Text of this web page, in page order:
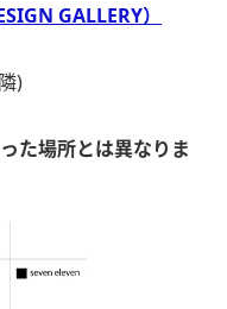
GALLERY）
)
た場所とは異なりま